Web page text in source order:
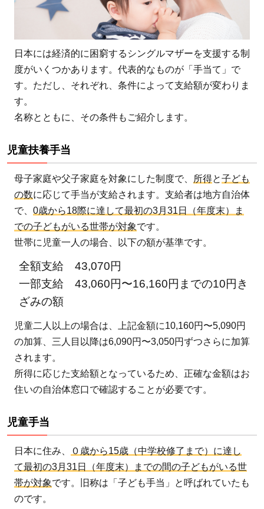
日本には経済的に困窮するシングルマザーを支援する制
度がいくつかあります。代表的なものが「手当て」で
す。ただし、それぞれ、条件によって支給額が変わりま
す。
名称とともに、その条件もご紹介します。
児童扶養手当
母子家庭や父子家庭を対象にした制度で、 所得と子ども
の数に応じて手当が支給されます。支給者は地方自治体
で、 0歳から18際に達して最初の3月31日（年度末）ま
での子どもがいる世帯が対象です。
世帯に児童一人の場合、以下の額が基準です。
全額支給 43,070円
一部支給 43,060円〜16,160円までの10円き
ざみの額
児童二人以上の場合は、上記金額に10,160円〜5,090円
の加算、三人目以降は6,090円〜3,050円ずつさらに加算
されます。
所得に応じた支給額となっているため、正確な金額はお
住いの自治体窓口で確認することが必要です。
児童手当
日本に住み、
０歳から15歳（中学校修了まで）に達し
て最初の3月31日（年度末）までの間の子どもがいる世
帯が対象です。旧称は「子ども手当」と呼ばれていたも
のです。